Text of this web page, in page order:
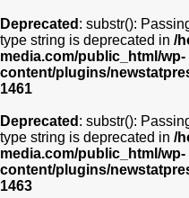
Deprecated : substr():
type string is deprecated in /
media.com/public_html/wp-
content/plugins/
1461
Deprecated : substr():
type string is deprecated in /
media.com/public_html/wp-
content/plugins/
1463